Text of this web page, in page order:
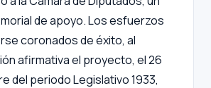
de apoyo. Los esfuerzos
coronados de éxito, al
afirmativa el proyecto, el 26
del periodo Legislativo 1933,